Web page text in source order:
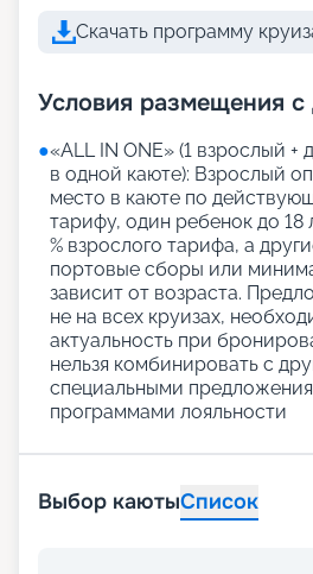
Скачать программу
Условия размещения с
●«АLL IN ONE» (1 взрослый +
в одной каюте): Взрослый
место в каюте по
тарифу, один ребенок до 18
% взрослого тарифа, а
портовые сборы или
зависит от возраста.
не на всех круизах,
актуальность при
нельзя комбинировать с
специальными
программами лояльности
Выбор каютыСписок